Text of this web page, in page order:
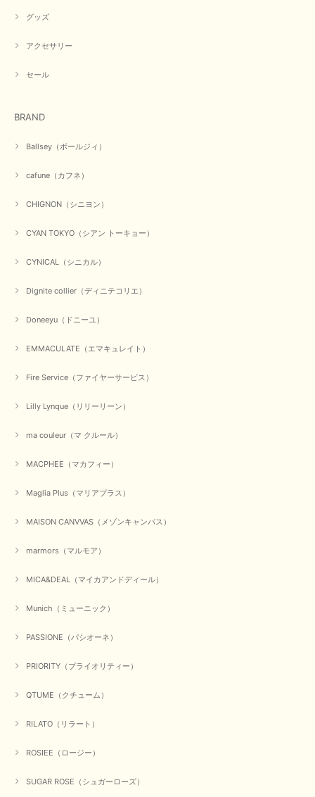
グッズ
アクセサリー
セール
BRAND
Ballsey（ボールジィ）
cafune（カフネ）
CHIGNON（シニヨン）
CYAN TOKYO（シアン トーキョー）
CYNICAL（シニカル）
Dignite collier（ディニテコリエ）
Doneeyu（ドニーユ）
EMMACULATE（エマキュレイト）
Fire Service（ファイヤーサービス）
Lilly Lynque（リリーリーン）
ma couleur（マ クルール）
MACPHEE（マカフィー）
Maglia Plus（マリアプラス）
MAISON CANVVAS（メゾンキャンバス）
marmors（マルモア）
MICA&DEAL（マイカアンドディール）
Munich（ミューニック）
PASSIONE（パシオーネ）
PRIORITY（プライオリティー）
QTUME（クチューム）
RILATO（リラート）
ROSIEE（ロージー）
SUGAR ROSE（シュガーローズ）